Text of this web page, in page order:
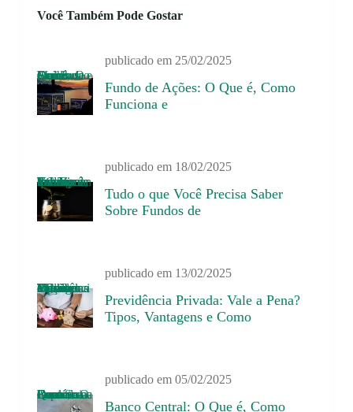
Você Também Pode Gostar
Fundo de Ações: O Que é, Como Funciona e Como Escolher o Melhor
Fundo de Ações: O Que é, Como
Funciona e
publicado em 25/02/2025
Tudo o que Você Precisa Saber Sobre Fundos de Investimentos: Tipos, Vantagens e Como Investir
Tudo o que Você Precisa Saber
Sobre Fundos de
publicado em 18/02/2025
Previdência Privada: Vale a Pena? Tipos, Vantagens e Como Escolher a Melhor Opção
Previdência Privada: Vale a Pena?
Tipos, Vantagens e Como
publicado em 13/02/2025
Banco Central: O Que é, Como Funciona e Qual Seu Impacto na Economia?
Banco Central: O Que é, Como
publicado em 05/02/2025